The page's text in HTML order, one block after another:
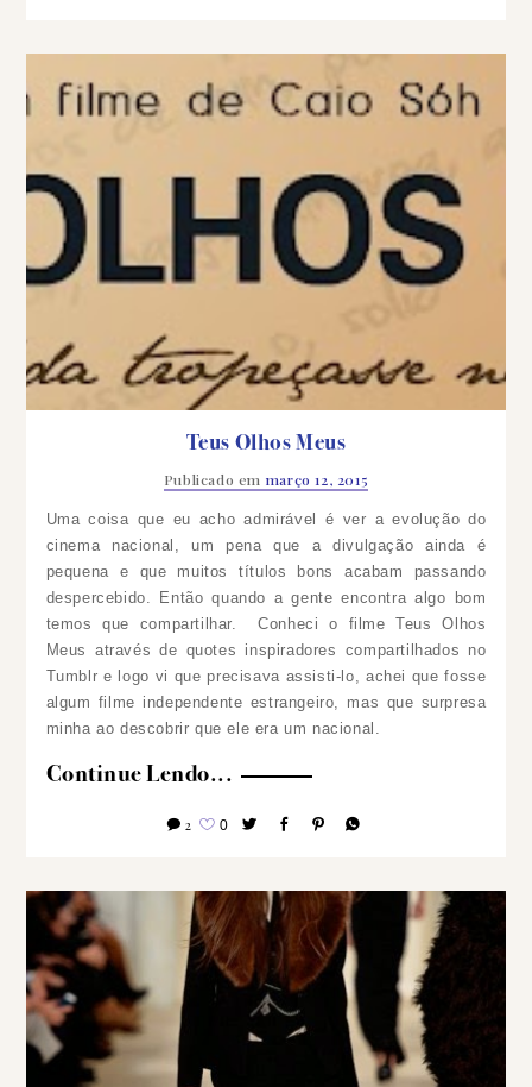
Teus Olhos Meus
Publicado em março 12, 2015
Uma coisa que eu acho admirável é ver a evolução do
cinema nacional, um pena que a divulgação ainda é
pequena e que muitos títulos bons acabam passando
despercebido. Então quando a gente encontra algo bom
temos que compartilhar.Conheci o filme Teus Olhos
Meus através de quotes inspiradores compartilhados no
Tumblr e logo vi que precisava assisti-lo, achei que fosse
algum filme independente estrangeiro, mas que surpresa
minha ao descobrir que ele era um nacional.
Continue Lendo...
2 0